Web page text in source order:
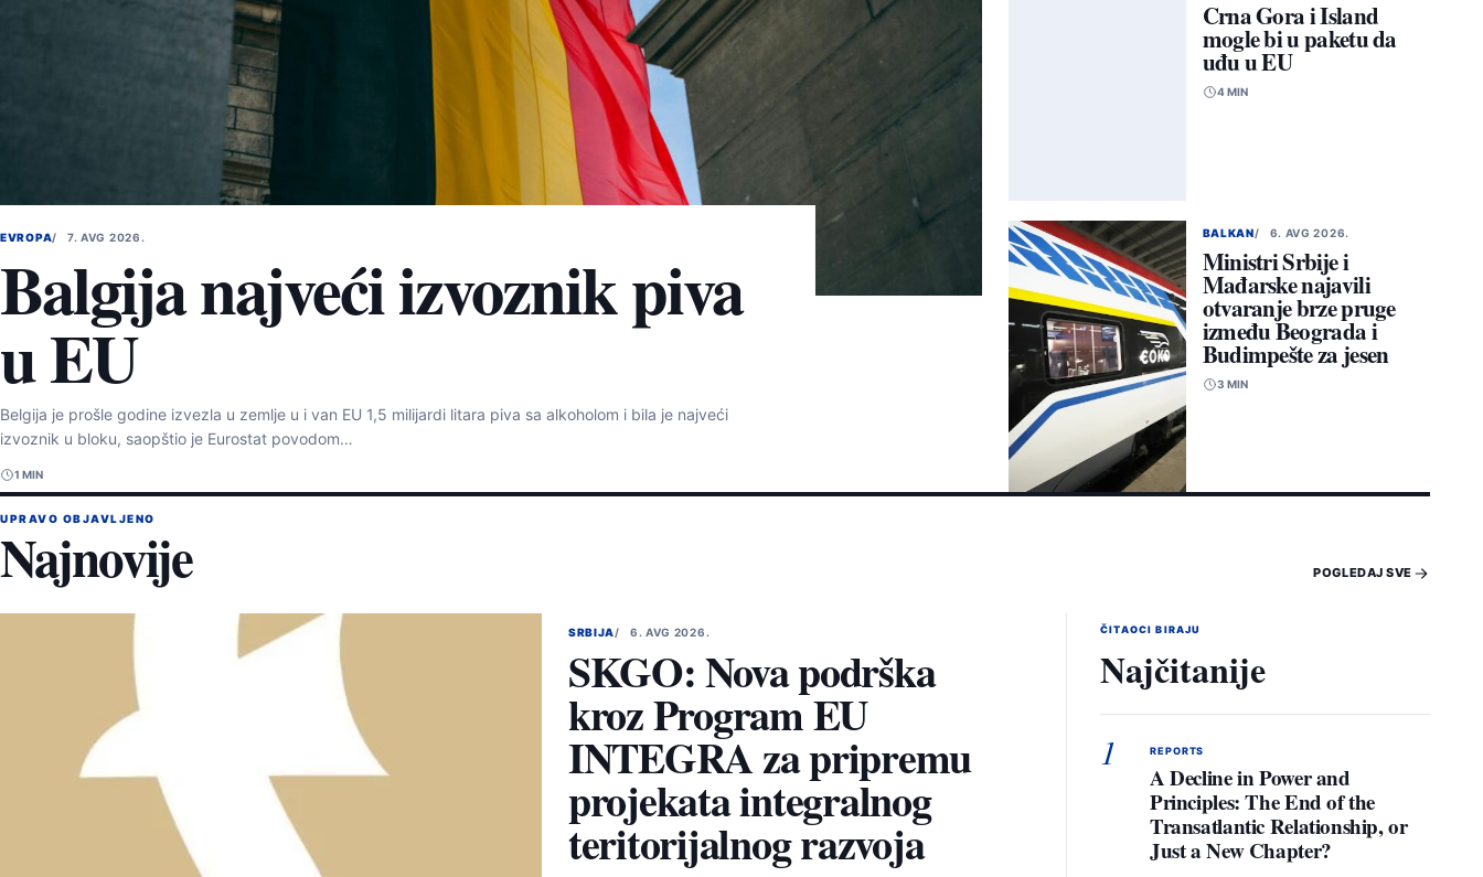
EVROPA 7. AVG 2026.
Balgija najveći izvoznik piva
u EU
Belgija je prošle godine izvezla u zemlje u i van EU 1,5 milijardi litara piva sa alkoholom i bila je najveći
izvoznik u bloku, saopštio je Eurostat povodom…
1 MIN
Crna Gora i Island
mogle bi u paketu da
uđu u EU
4 MIN
BALKAN 6. AVG 2026.
Ministri Srbije i
Mađarske najavili
otvaranje brze pruge
između Beograda i
Budimpešte za jesen
3 MIN
UPRAVO OBJAVLJENO
Najnovije POGLEDAJ SVE
SRBIJA 6. AVG 2026.
SKGO: Nova podrška
kroz Program EU
INTEGRA za pripremu
projekata integralnog
teritorijalnog razvoja
ČITAOCI BIRAJU
Najčitanije
1 REPORTS
A Decline in Power and
Principles: The End of the
Transatlantic Relationship, or
Just a New Chapter?